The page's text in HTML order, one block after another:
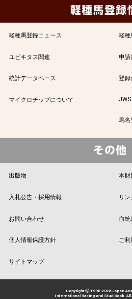
軽種馬登録ニュース 軽種
ユビキタス関連 申請
統計データベース 登録
マイクロチップについて JWS
馬名
出版物 本財
入札公告・採用情報 リ
お問い合わせ 血統
個人情報保護方針 ご
サイトマップ
Copyright ⓒ 1998-2026 Japan
International Racing and Stud Book. All